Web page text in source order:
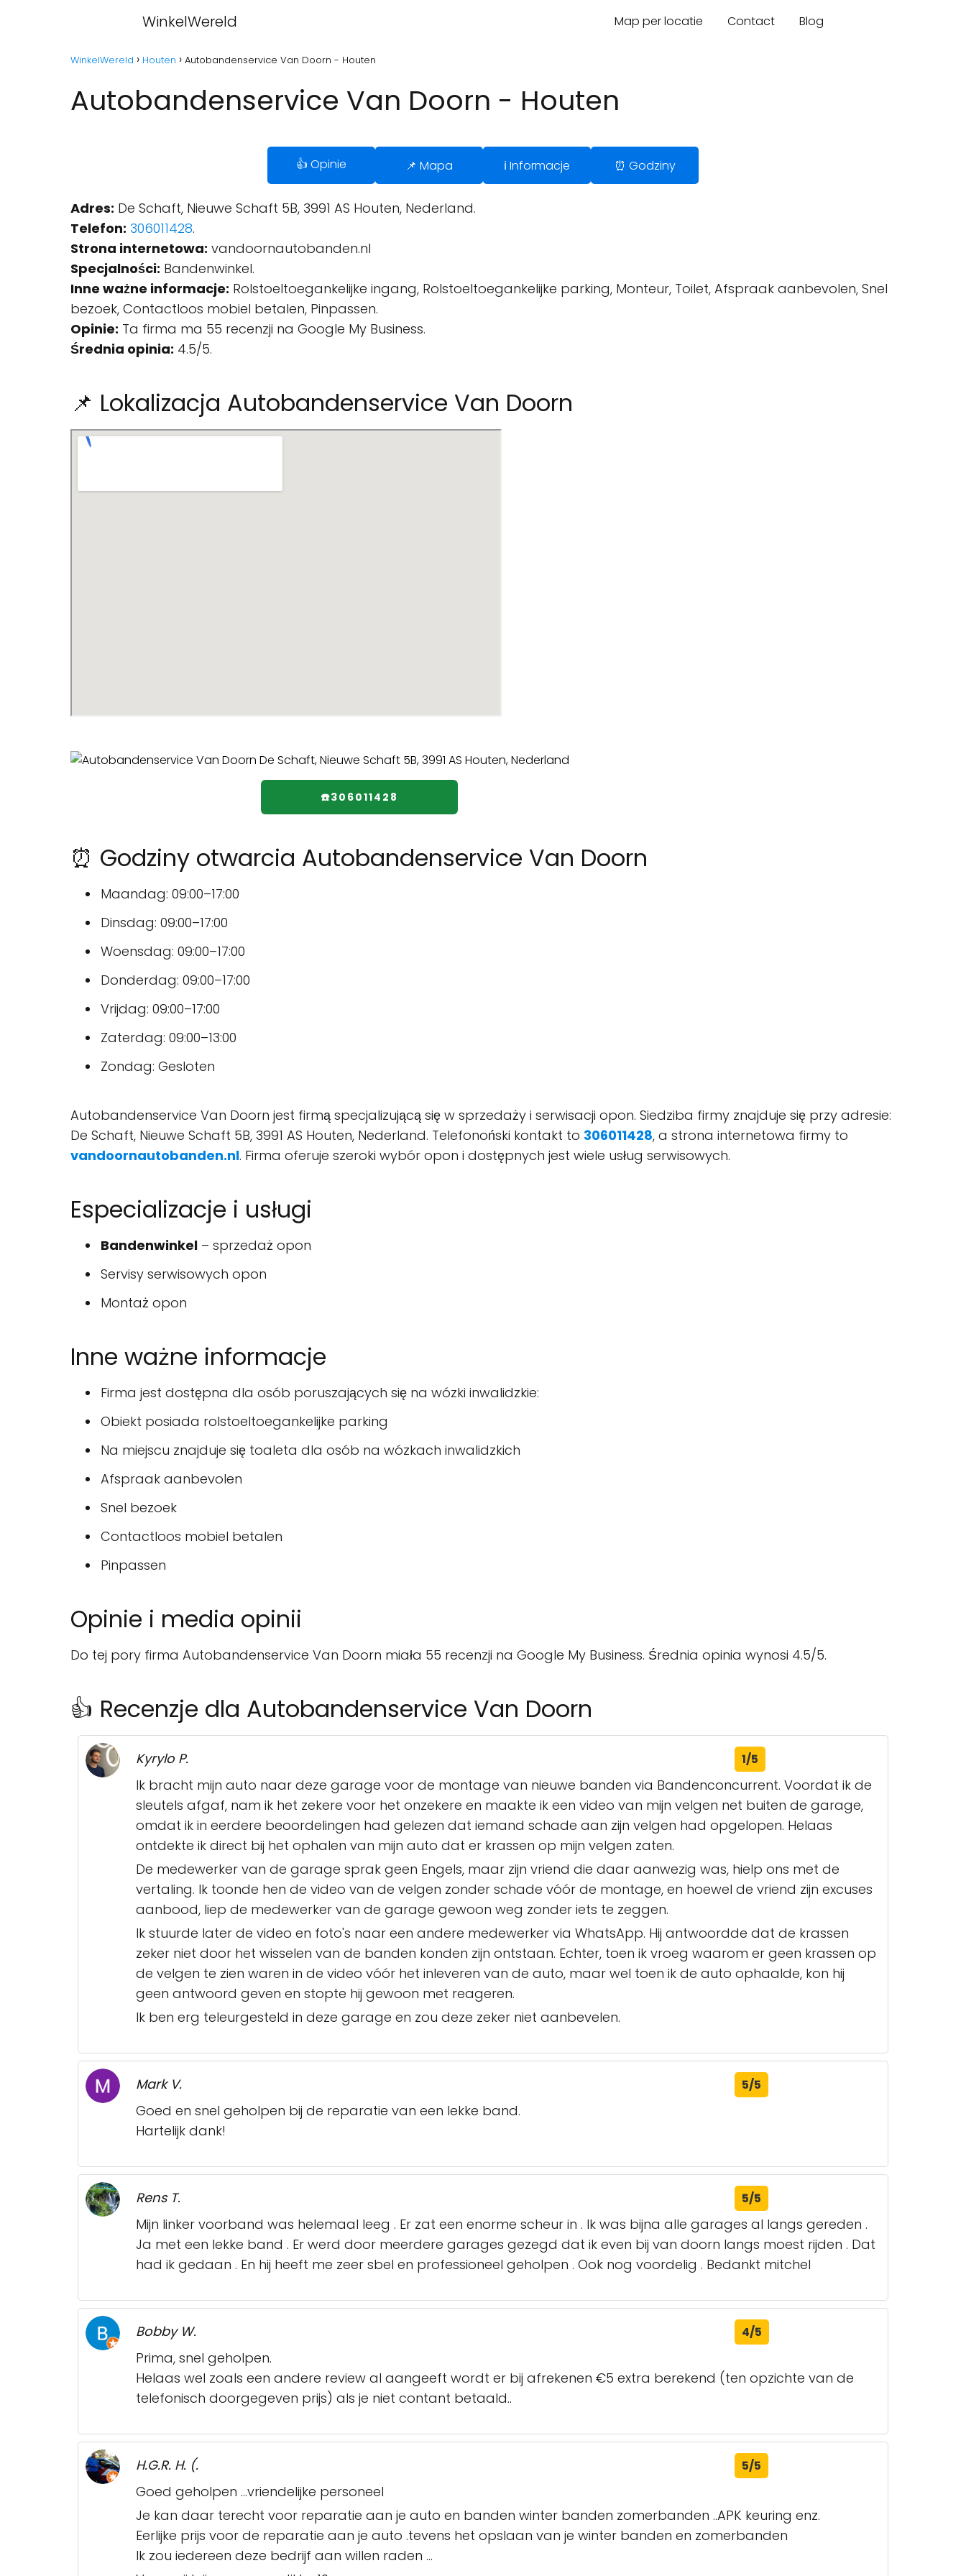
WinkelWereld Map per locatie Contact Blog
WinkelWereld Houten Autobandenservice Van Doorn - Houten
Autobandenservice Van Doorn - Houten
👍 Opinie 📌 Mapa ℹ️ Informacje ⏰ Godziny
Adres: De Schaft, Nieuwe Schaft 5B, 3991 AS Houten, Nederland.
Telefon: 306011428.
Strona internetowa: vandoornautobanden.nl
Specjalności: Bandenwinkel.
Inne ważne informacje: Rolstoeltoegankelijke ingang, Rolstoeltoegankelijke parking, Monteur, Toilet, Afspraak aanbevolen, Snel
bezoek, Contactloos mobiel betalen, Pinpassen.
Opinie: Ta firma ma 55 recenzji na Google My Business.
Średnia opinia: 4.5/5.
📌 Lokalizacja Autobandenservice Van Doorn
☎️306011428
⏰ Godziny otwarcia Autobandenservice Van Doorn
Maandag: 09:00–17:00
Dinsdag: 09:00–17:00
Woensdag: 09:00–17:00
Donderdag: 09:00–17:00
Vrijdag: 09:00–17:00
Zaterdag: 09:00–13:00
Zondag: Gesloten
Autobandenservice Van Doorn jest firmą specjalizującą się w sprzedaży i serwisacji opon. Siedziba firmy znajduje się przy adresie:
De Schaft, Nieuwe Schaft 5B, 3991 AS Houten, Nederland. Telefonoński kontakt to 306011428, a strona internetowa firmy to
vandoornautobanden.nl. Firma oferuje szeroki wybór opon i dostępnych jest wiele usług serwisowych.
Especializacje i usługi
Bandenwinkel – sprzedaż opon
Servisy serwisowych opon
Montaż opon
Inne ważne informacje
Firma jest dostępna dla osób poruszających się na wózki inwalidzkie:
Obiekt posiada rolstoeltoegankelijke parking
Na miejscu znajduje się toaleta dla osób na wózkach inwalidzkich
Afspraak aanbevolen
Snel bezoek
Contactloos mobiel betalen
Pinpassen
Opinie i media opinii
Do tej pory firma Autobandenservice Van Doorn miała 55 recenzji na Google My Business. Średnia opinia wynosi 4.5/5.
👍 Recenzje dla Autobandenservice Van Doorn
Kyrylo P. 1/5
Ik bracht mijn auto naar deze garage voor de montage van nieuwe banden via Bandenconcurrent. Voordat ik de
sleutels afgaf, nam ik het zekere voor het onzekere en maakte ik een video van mijn velgen net buiten de garage,
omdat ik in eerdere beoordelingen had gelezen dat iemand schade aan zijn velgen had opgelopen. Helaas
ontdekte ik direct bij het ophalen van mijn auto dat er krassen op mijn velgen zaten.
De medewerker van de garage sprak geen Engels, maar zijn vriend die daar aanwezig was, hielp ons met de
vertaling. Ik toonde hen de video van de velgen zonder schade vóór de montage, en hoewel de vriend zijn excuses
aanbood, liep de medewerker van de garage gewoon weg zonder iets te zeggen.
Ik stuurde later de video en foto's naar een andere medewerker via WhatsApp. Hij antwoordde dat de krassen
zeker niet door het wisselen van de banden konden zijn ontstaan. Echter, toen ik vroeg waarom er geen krassen op
de velgen te zien waren in de video vóór het inleveren van de auto, maar wel toen ik de auto ophaalde, kon hij
geen antwoord geven en stopte hij gewoon met reageren.
Ik ben erg teleurgesteld in deze garage en zou deze zeker niet aanbevelen.
Mark V. 5/5
Goed en snel geholpen bij de reparatie van een lekke band.
Hartelijk dank!
Rens T. 5/5
Mijn linker voorband was helemaal leeg . Er zat een enorme scheur in . Ik was bijna alle garages al langs gereden .
Ja met een lekke band . Er werd door meerdere garages gezegd dat ik even bij van doorn langs moest rijden . Dat
had ik gedaan . En hij heeft me zeer sbel en professioneel geholpen . Ook nog voordelig . Bedankt mitchel
Bobby W. 4/5
Prima, snel geholpen.
Helaas wel zoals een andere review al aangeeft wordt er bij afrekenen €5 extra berekend (ten opzichte van de
telefonisch doorgegeven prijs) als je niet contant betaald..
H.G.R. H. (. 5/5
Goed geholpen ...vriendelijke personeel
Je kan daar terecht voor reparatie aan je auto en banden winter banden zomerbanden ..APK keuring enz.
Eerlijke prijs voor de reparatie aan je auto .tevens het opslaan van je winter banden en zomerbanden
Ik zou iedereen deze bedrijf aan willen raden ...